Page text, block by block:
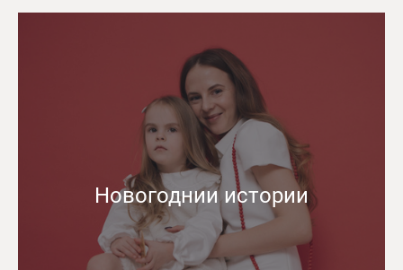
Новогоднии истории